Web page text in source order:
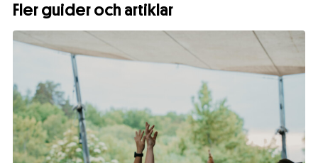
Fler guider och artiklar